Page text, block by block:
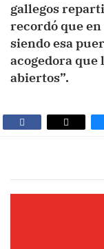
gallegos
recordó que
siendo esa
acogedora que
abiertos”.